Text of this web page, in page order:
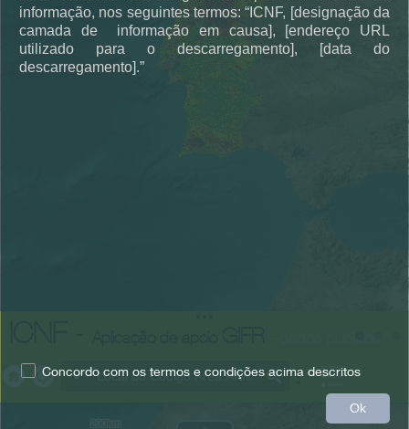
Earthstar Geographics
All Search
informação, nos seguintes termos: “ICNF, [designação da
camada de informação em causa], [endereço URL
utilizado para o descarregamento], [data do
descarregamento].”
Concordo com os termos e condições acima descritos
Ok